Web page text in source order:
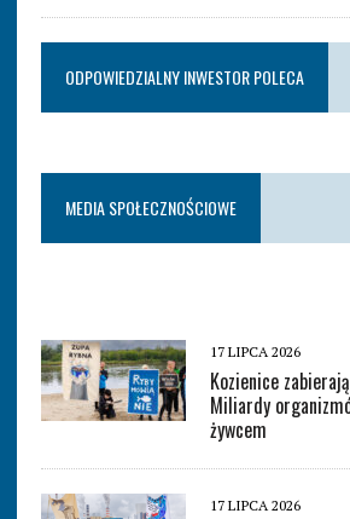
ODPOWIEDZIALNY INWESTOR POLECA
MEDIA SPOŁECZNOŚCIOWE
17 LIPCA 2026
Kozienice
Miliardy
żywcem
17 LIPCA 2026